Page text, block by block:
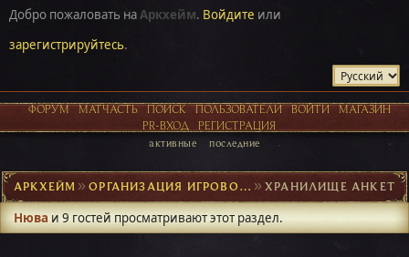
Добро пожаловать наАркхейм. Войдите или
зарегистрируйтесь.
ФОРУМ МАТЧАСТЬ ПОИСК ПОЛЬЗОВАТЕЛИ ВОЙТИ
МАГАЗИН
PR-ВХОД
РЕГИСТРАЦИЯ
активные последние
АРКХЕЙМ ► ОРГАНИЗАЦИЯ ИГРОВОГО ПРОЦЕССА ►ХРАНИЛИЩЕ АНКЕТ
Нюва и 9 гостей просматривают этот раздел.